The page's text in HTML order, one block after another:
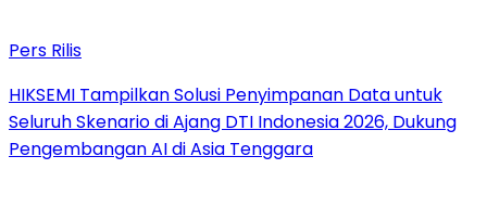
Pers Rilis
HIKSEMI Tampilkan Solusi Penyimpanan Data untuk
Seluruh Skenario di Ajang DTI Indonesia 2026, Dukung
Pengembangan AI di Asia Tenggara